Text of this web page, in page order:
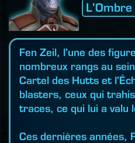
Fen Zeil, l'une des
nombreux rangs au
Cartel des Hutts et
blasters, ceux qui
traces, ce qui lui a valu
Ces dernières années,